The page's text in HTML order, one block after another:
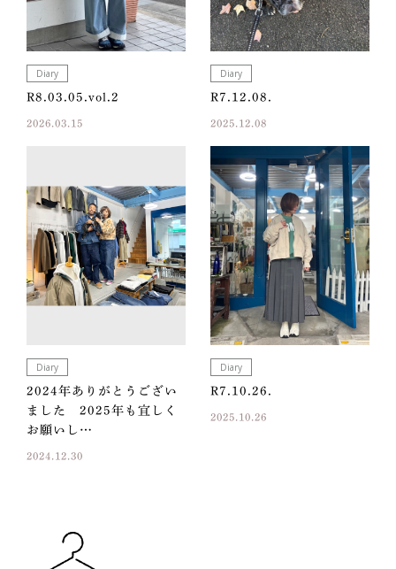
Diary
R8.03.05.vol.2
2026.03.15
Diary
R7.12.08.
2025.12.08
Diary
2024年ありがとうござい
ました 2025年も宜しく
お願いし…
2024.12.30
Diary
R7.10.26.
2025.10.26